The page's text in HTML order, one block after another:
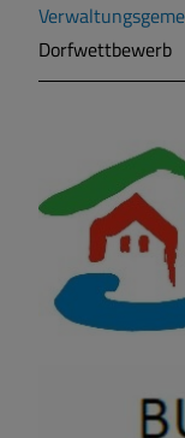
Markt
Dorfwettbewerb